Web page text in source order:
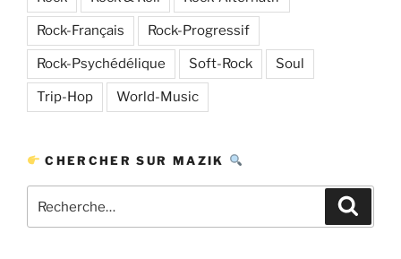
Rock-Français Rock-Progressif
Rock-Psychédélique Soft-Rock Soul
Trip-Hop World-Music
CHERCHER SUR MAZIK
pour